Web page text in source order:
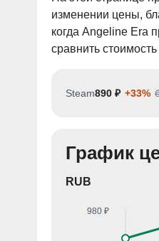
изменении цены,
когда Angeline Era
сравнить
Steam890 ₽ +33%
График
RUB
980 ₽